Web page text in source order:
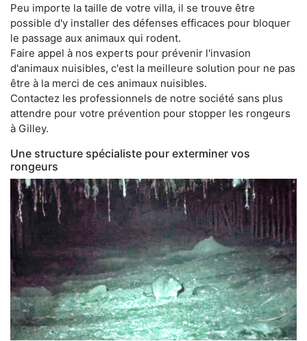
Peu importe la taille de votre villa, il se trouve être
possible d'y installer des défenses efficaces pour bloquer
le passage aux animaux qui rodent.
Faire appel à nos experts pour prévenir l'invasion
d'animaux nuisibles, c'est la meilleure solution pour ne pas
être à la merci de ces animaux nuisibles.
Contactez les professionnels de notre société sans plus
attendre pour votre prévention pour stopper les rongeurs
à Gilley.
Une structure spécialiste pour exterminer vos
rongeurs